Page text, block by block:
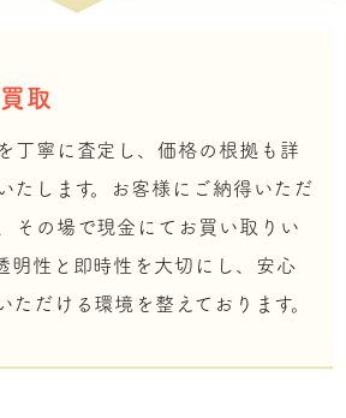
取
丁寧に査定し、価格の根拠も詳
たします。お客様にご納得いただ
その場で現金にてお買い取りい
明性と即時性を大切にし、安心
ただける環境を整えております。